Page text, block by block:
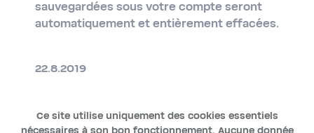
sauvegardées sous votre compte seront
automatiquement et entièrement effacées.
22.8.2019
Ce site utilise uniquement des cookies essentiels